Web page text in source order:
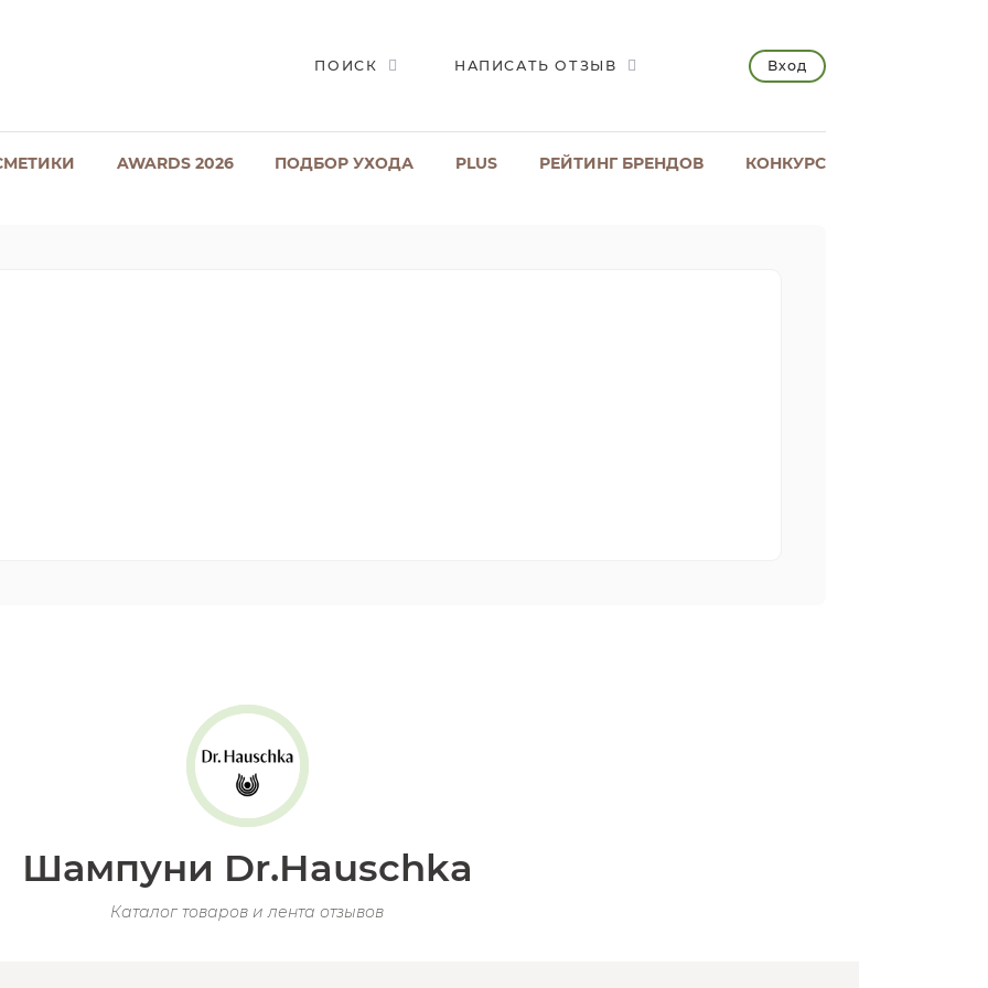
ПОИСК НАПИСАТЬ ОТЗЫВ Вход
AWARDS 2026 ПОДБОР УХОДА PLUS РЕЙТИНГ БРЕНДОВ КОНКУРС
Шампуни Dr.Hauschka
Каталог товаров и лента отзывов